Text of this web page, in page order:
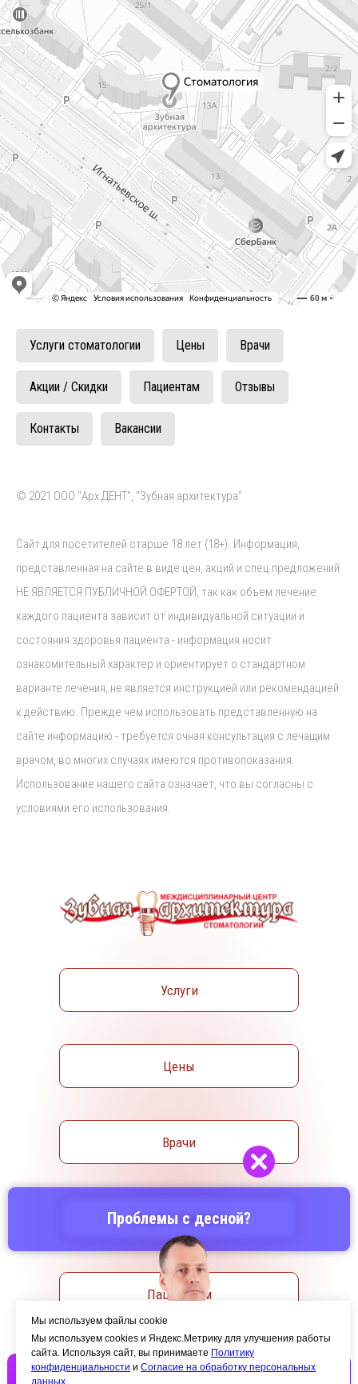
Услуги стоматологии Цены Врачи
Акции / Скидки Пациентам Отзывы
Контакты Вакансии
© 2021 ООО "Арх ДЕНТ", "Зубная архитектура"
Сайт для посетителей старше 18 лет (18+). Информация,
представленная на сайте в виде цен, акций и спец предложений
НЕ ЯВЛЯЕТСЯ ПУБЛИЧНОЙ ОФЕРТОЙ, так как объем лечение
каждого пациента зависит от индивидуальной ситуации и
состояния здоровья пациента - информация носит
ознакомительный характер и ориентирует о стандартном
варианте лечения, не является инструкцией или рекомендацией
к действию. Прежде чем использовать представленную на
сайте информацию - требуется очная консультация с лечащим
врачом, во многих случаях имеются противопоказания.
Использование нашего сайта означает, что вы согласны с
условиями его использования.
Услуги
Цены
Врачи
Акции / Скидки
Пациентам
Отзывы
Проблемы с десной?
Мы используем файлы cookie
Мы используем cookies и Яндекс.Метрику для улучшения работы
сайта. Используя сайт, вы принимаете Политику
конфиденциальности и Согласие на обработку персональных
данных